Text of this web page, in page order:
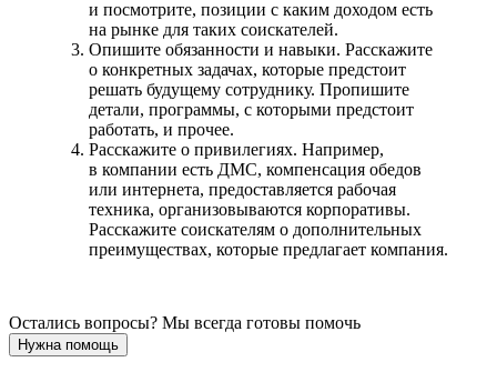
и посмотрите, позиции с каким доходом есть
на рынке для таких соискателей.
Опишите обязанности и навыки. Расскажите
о конкретных задачах, которые предстоит
решать будущему сотруднику. Пропишите
детали, программы, с которыми предстоит
работать, и прочее.
Расскажите о привилегиях. Например,
в компании есть ДМС, компенсация обедов
или интернета, предоставляется рабочая
техника, организовываются корпоративы.
Расскажите соискателям о дополнительных
преимуществах, которые предлагает компания.
Остались вопросы? Мы всегда готовы помочь
Нужна помощь